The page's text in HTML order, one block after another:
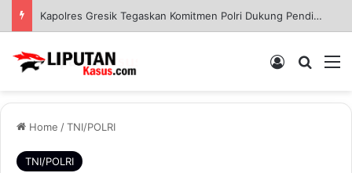
Log In
Home /TNI/POLRI
TNI/POLRI